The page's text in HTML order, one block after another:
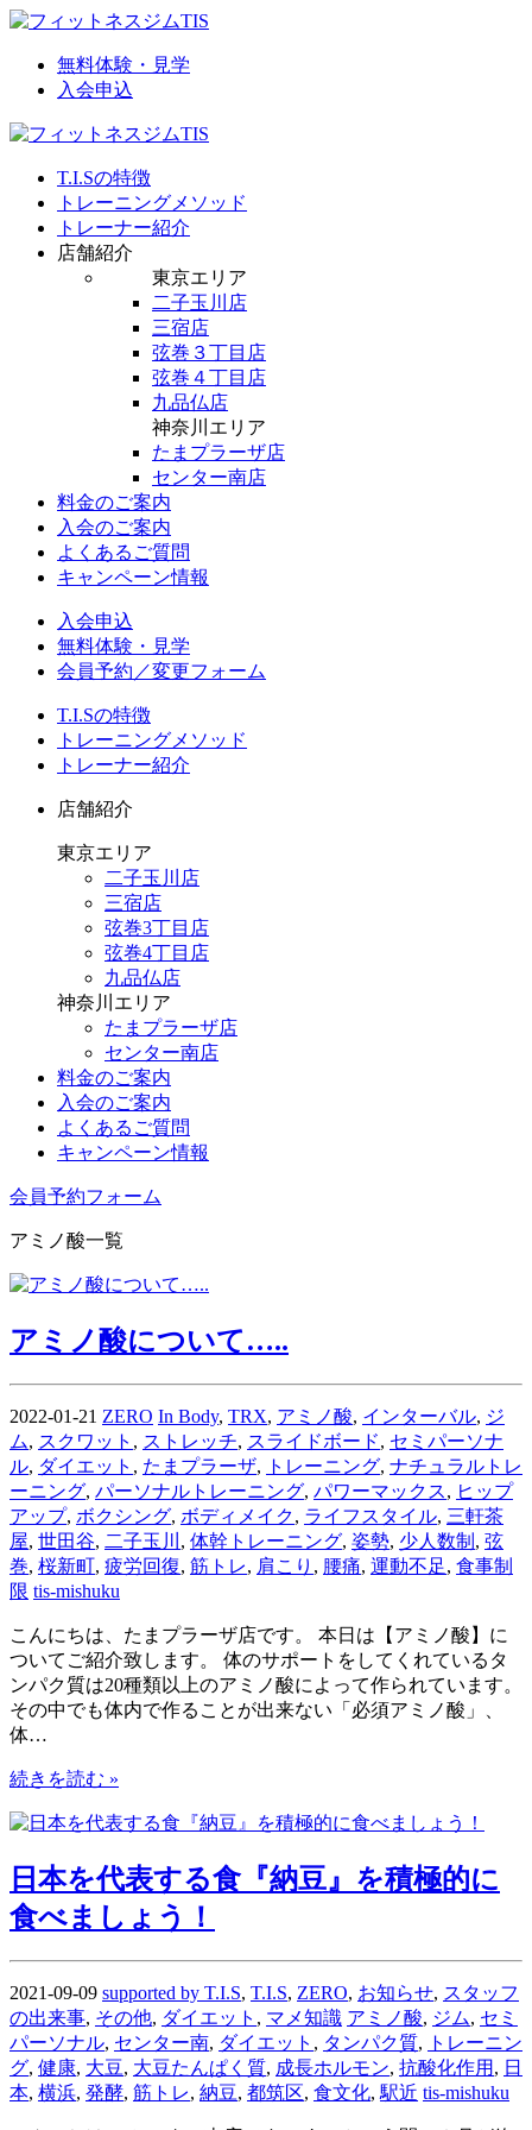
無料体験・見学
入会申込
T.I.Sの特徴
トレーニングメソッド
トレーナー紹介
店舗紹介
東京エリア
二子玉川店
三宿店
弦巻３丁目店
弦巻４丁目店
九品仏店
神奈川エリア
たまプラーザ店
センター南店
料金のご案内
入会のご案内
よくあるご質問
キャンペーン情報
入会申込
無料体験・見学
会員予約／変更フォーム
T.I.Sの特徴
トレーニングメソッド
トレーナー紹介
店舗紹介
東京エリア
二子玉川店
三宿店
弦巻3丁目店
弦巻4丁目店
九品仏店
神奈川エリア
たまプラーザ店
センター南店
料金のご案内
入会のご案内
よくあるご質問
キャンペーン情報
会員予約フォーム
アミノ酸一覧
アミノ酸について…..
2022-01-21 ZERO In Body, TRX, アミノ酸, インターバル, ジ
ム, スクワット , ストレッチ, スライドボード, セミパーソナ
ル, ダイエット , たまプラーザ, トレーニング, ナチュラルトレ
ーニング, パーソナルトレーニング, パワーマックス, ヒップ
アップ, ボクシング, ボディメイク, ライフスタイル, 三軒茶
屋, 世田谷, 二子玉川 , 体幹トレーニング, 姿勢, 少人数制 , 弦
巻, 桜新町, 疲労回復, 筋トレ, 肩こり , 腰痛, 運動不足, 食事制
限 tis-mishuku
こんにちは、たまプラーザ店です。 本日は【アミノ酸】に
ついてご紹介致します。 体のサポートをしてくれているタ
ンパク質は20種類以上のアミノ酸によって作られています。
その中でも体内で作ることが出来ない「必須アミノ酸」、
体…
続きを読む »
日本を代表する食『納豆』を積極的に
食べましょう！
2021-09-09 supported by T.I.S, T.I.S, ZERO, お知らせ, スタッフ
の出来事, その他, ダイエット , マメ知識 アミノ酸, ジム, セミ
パーソナル, センター南, ダイエット , タンパク質,
トレーニン
グ, 健康, 大豆, 大豆たんぱく質, 成長ホルモン, 抗酸化作用 , 日
本, 横浜, 発酵, 筋トレ, 納豆, 都筑区, 食文化, 駅近 tis-mishuku